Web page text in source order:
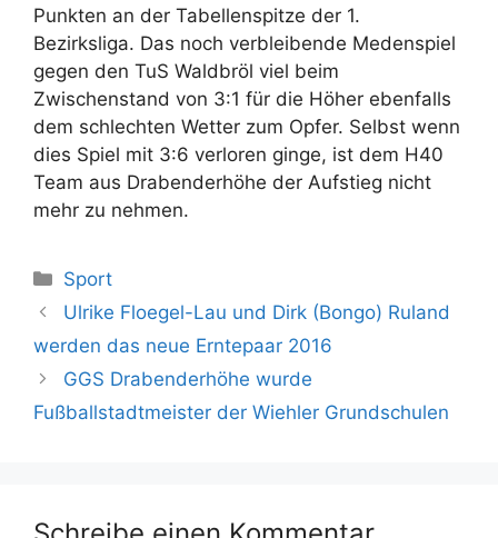
Punkten an der Tabellenspitze der 1.
Bezirksliga. Das noch verbleibende Medenspiel
gegen den TuS Waldbröl viel beim
Zwischenstand von 3:1 für die Höher ebenfalls
dem schlechten Wetter zum Opfer. Selbst wenn
dies Spiel mit 3:6 verloren ginge, ist dem H40
Team aus Drabenderhöhe der Aufstieg nicht
mehr zu nehmen.
Kategorien
Sport
Ulrike Floegel-Lau und Dirk (Bongo) Ruland
werden das neue Erntepaar 2016
GGS Drabenderhöhe wurde
Fußballstadtmeister der Wiehler Grundschulen